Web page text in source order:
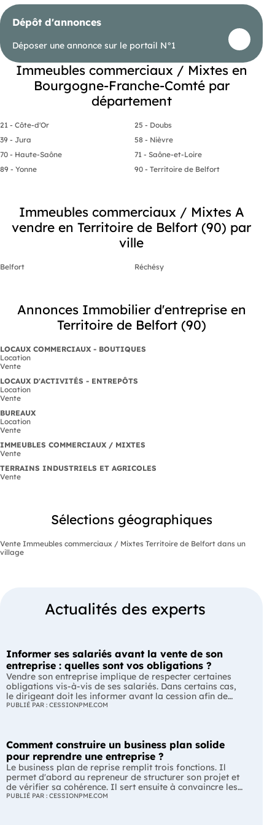
Dépôt d'annonces
Déposer une annonce sur le portail N°1
Immeubles commerciaux / Mixtes en
Bourgogne-Franche-Comté par
département
21 - Côte-d'Or
25 - Doubs
39 - Jura
58 - Nièvre
70 - Haute-Saône
71 - Saône-et-Loire
89 - Yonne
90 - Territoire de Belfort
Immeubles commerciaux / Mixtes A
vendre en Territoire de Belfort (90) par
ville
Belfort Réchésy
Annonces Immobilier d'entreprise en
Territoire de Belfort (90)
LOCAUX COMMERCIAUX - BOUTIQUES
Location
Vente
LOCAUX D'ACTIVITÉS - ENTREPÔTS
Location
Vente
BUREAUX
Location
Vente
IMMEUBLES COMMERCIAUX / MIXTES
Vente
TERRAINS INDUSTRIELS ET AGRICOLES
Vente
Sélections géographiques
Vente Immeubles commerciaux / Mixtes Territoire de Belfort dans un
village
Actualités des experts
Informer ses salariés avant la vente de son
entreprise : quelles sont vos obligations ?
Vendre son entreprise implique de respecter certaines
obligations vis-à-vis de ses salariés. Dans certains cas,
le dirigeant doit les informer avant la cession afin de
leur permettre, s'ils le souhaitent, de présenter une offre
L'essentiel Les entreprises de moins de 250 salariés sont
soumises, dans certains cas, à une obligation
d'information préalable des salariés. Cette obligation
concerne la vente d'un fonds de commerce ou la cession
de la majorité des titres d'une société. Le délai
d'information varie selon la taille de l'entreprise. Les
PUBLIÉ PAR : CESSIONPME.COM
Comment construire un business plan solide
pour reprendre une entreprise ?
Le business plan de reprise remplit trois fonctions. Il
permet d'abord au repreneur de structurer son projet et
de vérifier sa cohérence. Il sert ensuite à convaincre les
banques et les partenaires financiers de l'accompagner.
PUBLIÉ PAR : CESSIONPME.COM